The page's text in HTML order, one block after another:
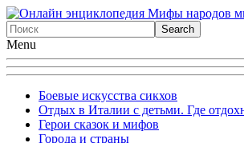
Menu
Боевые искусства сикхов
Отдых в Италии с детьми. Где
Герои сказок и мифов
Города и страны